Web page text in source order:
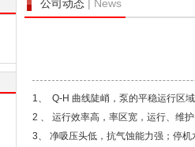
公司动态 | News
1、 Q-H 曲线陡峭，泵的平稳运行区
2 、 运行效率高，率区宽，运行、维
3、 净吸压头低，抗气蚀能力强；停